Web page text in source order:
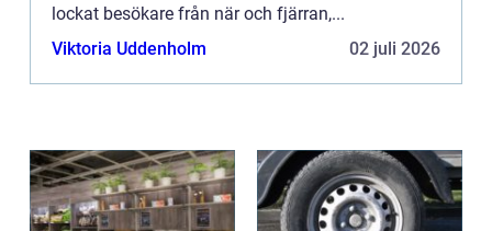
lockat besökare från när och fjärran,...
Viktoria Uddenholm
02 juli 2026